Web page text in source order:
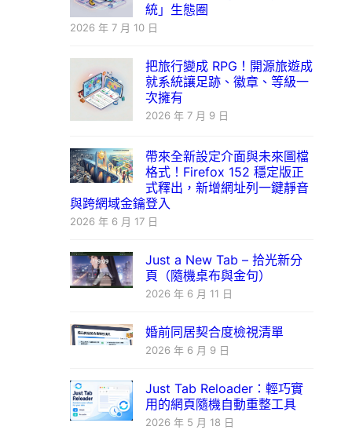
統」生態圈
2026 年 7 月 10 日
把旅行變成 RPG！開源旅遊成
就系統讓足跡、徽章、等級一
次擁有
2026 年 7 月 9 日
帶來全新設定介面與未來圖檔
格式！Firefox 152 穩定版正
式釋出，新增網址列一鍵靜音
與跨網域金鑰登入
2026 年 6 月 17 日
Just a New Tab – 拾光新分
頁（隨機桌布與金句）
2026 年 6 月 11 日
婚前同居契合度檢視清單
2026 年 6 月 9 日
Just Tab Reloader：輕巧實
用的網頁隨機自動重整工具
2026 年 5 月 18 日